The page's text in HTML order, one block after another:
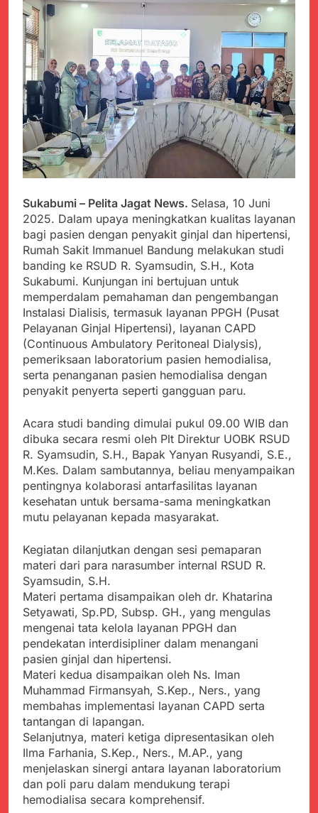
ADE SEBUT
PENYELENGGARAAN
SANGAT BAIK
Juli 22, 2024
Terungkap Dalang
Pemasok BHP Alkes ke
Puskesmas-
Puskesmas se-
kabupaten Sukabumi
selama 7 Tahun.
Juli 22, 2024
Warga Tersenyum
Bahagia Saat Satgas
Yonif 310/KK Bagikan
Puluhan Pakaian
Juli 22, 2024
Diduga Kadinkes Kab.
Sukabumi terlibat
dalam pengadaan obat
akan kadaluarsa di
puskesmas.
Menkes diharap sidak
Puskesmas di Kab.
Sukabumi terkait
Dugaan beredar nya
Obat obatan Kadaluarsa
Juli 21, 2024
Polres Sumenep
Ungkap Kasus
Pencabulan Terhadap
Anak
Juli 21, 2024
Kisruh terkait Dugaan
Puskesmas beli obat
akan Kadaluarsa,Ketua
Komisi 4 DPRD
Kabupaten Sukabumi
Angkat Bicara
Juli 21, 2024
Perindah Gereja,
Satgas Yonif 310/KK
Lakukan Pengecatan
Dan Pembenahan
Juli 21, 2024
Kadinkes kab. Sukabumi
Angkat Bicara Terkait
Dugaan pembelian obat
oleh Puskesmas
Juli 21, 2024
oleh Puskesmas di
Kab. Sukabumi yang
akan Kadaluarsa.
Juli 20, 2024
Tunjukan
Perhatiannya, Satgas
Yonif 310/KK Berikan
Bantuan Duka Cita
Juli 20, 2024
Polda Jabar Beberkan
Perkembangan
Kejaksaan Negeri Kab
Sukabumi didesak usut
penyelewengan
Pengadaan Buku Simi
Diduga Kuat
Inspektorat Kab,
Sukabumi
menyalahgunakan
Anggaran Thn 2023.
Juli 19, 2024
Sambut Tahun Ajaran
Baru, Satgas Yonif
310/KK Ajak Pelajar
Bersihkan Lingkungan
Sekolah
Juli 19, 2024
Selisih APBD Tahun
2023 Kab.Sukabumi
Sebesar Rp 31 Miliar
Ketua DPD JWI
Sukabumi Raya
Ingatkan Pentingnya
Verifikasi Isu Dugaan
terhadap Kepala KUA
Pabuaran
Agustus 8, 2026
Aksi Humanis Polri:
Kapolsek Kebonpedes
Sukabumi – Pelita Jagat News. Selasa, 10 Juni
2025. Dalam upaya meningkatkan kualitas layanan
bagi pasien dengan penyakit ginjal dan hipertensi,
Rumah Sakit Immanuel Bandung melakukan studi
banding ke RSUD R. Syamsudin, S.H., Kota
Sukabumi. Kunjungan ini bertujuan untuk
memperdalam pemahaman dan pengembangan
Instalasi Dialisis, termasuk layanan PPGH (Pusat
Pelayanan Ginjal Hipertensi), layanan CAPD
(Continuous Ambulatory Peritoneal Dialysis),
pemeriksaan laboratorium pasien hemodialisa,
serta penanganan pasien hemodialisa dengan
penyakit penyerta seperti gangguan paru.
Acara studi banding dimulai pukul 09.00 WIB dan
dibuka secara resmi oleh Plt Direktur UOBK RSUD
R. Syamsudin, S.H., Bapak Yanyan Rusyandi, S.E.,
M.Kes. Dalam sambutannya, beliau menyampaikan
pentingnya kolaborasi antarfasilitas layanan
kesehatan untuk bersama-sama meningkatkan
mutu pelayanan kepada masyarakat.
Kegiatan dilanjutkan dengan sesi pemaparan
materi dari para narasumber internal RSUD R.
Syamsudin, S.H.
Materi pertama disampaikan oleh dr. Khatarina
Setyawati, Sp.PD, Subsp. GH., yang mengulas
mengenai tata kelola layanan PPGH dan
pendekatan interdisipliner dalam menangani
pasien ginjal dan hipertensi.
Materi kedua disampaikan oleh Ns. Iman
Muhammad Firmansyah, S.Kep., Ners., yang
membahas implementasi layanan CAPD serta
tantangan di lapangan.
Selanjutnya, materi ketiga dipresentasikan oleh
Ilma Farhania, S.Kep., Ners., M.AP., yang
menjelaskan sinergi antara layanan laboratorium
dan poli paru dalam mendukung terapi
hemodialisa secara komprehensif.